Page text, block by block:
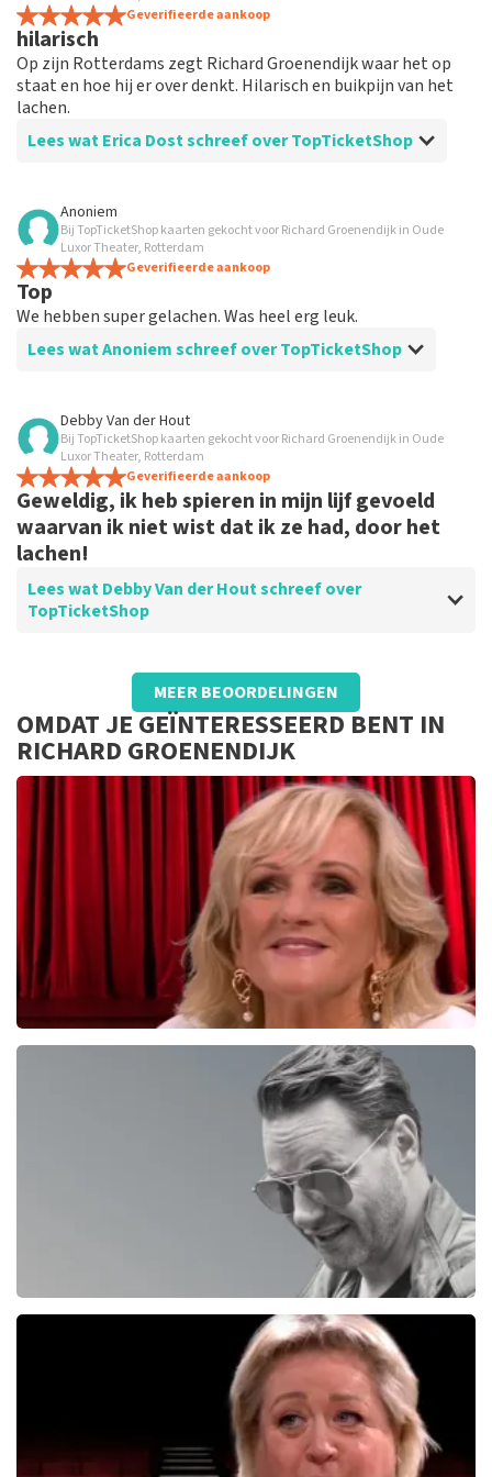
Geverifieerde aankoop
hilarisch
Op zijn Rotterdams zegt Richard Groenendijk waar het op
staat en hoe hij er over denkt. Hilarisch en buikpijn van het
lachen.
Lees wat Erica Dost schreef over TopTicketShop
Beoordeling van Erica Dost over
goede organisatie
Anoniem
Bij TopTicketShop kaarten gekocht voor Richard Groenendijk in Oude
Luxor Theater, Rotterdam
Geverifieerde aankoop
Top
We hebben super gelachen. Was heel erg leuk.
Lees wat Anoniem schreef over TopTicketShop
Beoordeling van Anoniem over
Super!
Debby Van der Hout
Bij TopTicketShop kaarten gekocht voor Richard Groenendijk in Oude
Luxor Theater, Rotterdam
Geverifieerde aankoop
Geweldig, ik heb spieren in mijn lijf gevoeld
waarvan ik niet wist dat ik ze had, door het
lachen!
Lees wat Debby Van der Hout schreef over
TopTicketShop
Beoordeling van Debby Van der Hout overTopTicketShop
Top
MEER BEOORDELINGEN
OMDAT JE GEÏNTERESSEERD BENT IN
RICHARD GROENENDIJK
reviews